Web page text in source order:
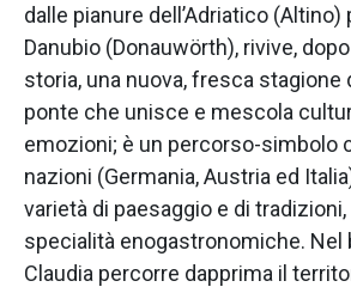
dalle pianure dell’Adriatico (Altino)
Danubio (Donauwörth), rivive,
storia, una nuova, fresca stagione
ponte che unisce e mescola
emozioni; è un percorso-simbolo
nazioni (Germania, Austria ed
varietà di paesaggio e di tradizioni,
specialità enogastronomiche. Nel
Claudia percorre dapprima il